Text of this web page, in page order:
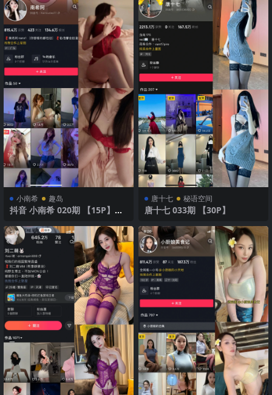
小南希 趣岛
抖音 小南希 020期 【15P】最
唐十七 秘语空间
唐十七 033期 【30P】